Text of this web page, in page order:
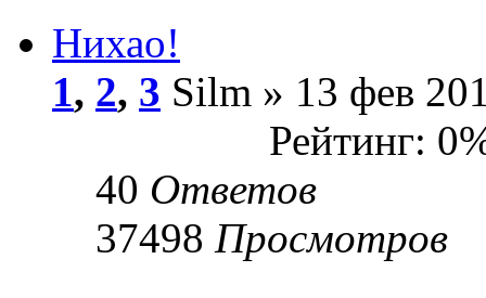
Нихао!
1, 2, 3 Silm » 13 фев
Рейтинг:
40 Ответов
37498 Просмотров